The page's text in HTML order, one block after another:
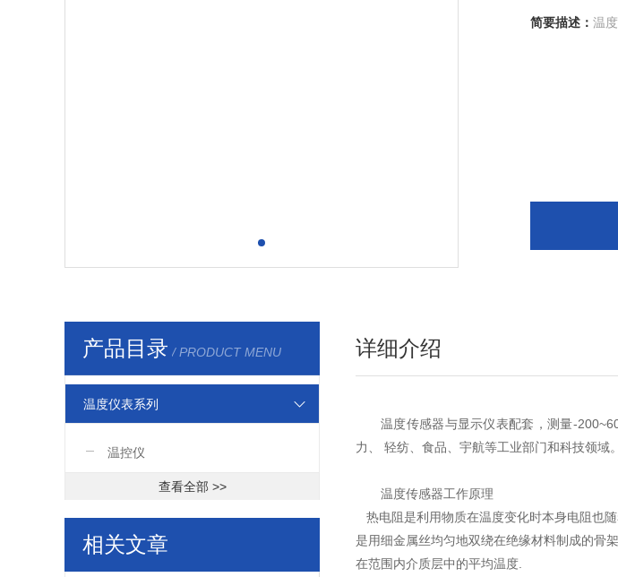
简要描述： 温
产品目录 / PRODUCT MENU
温度仪表系列
温控仪
查看全部 >>
相关文章
详细介绍
温度传感器与显示仪表配套，测量-
力、 轻纺、食品、宇航等工业部门和科技领域。
温度传感器工作原理
热电阻是利用物质在温度变化时本身电阻也
是用细金属丝均匀地双绕在绝缘材料制成的骨
在范围内介质层中的平均温度.